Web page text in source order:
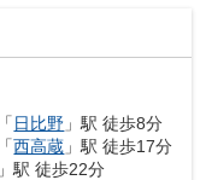
「日比野 」駅 徒歩8分
「西高蔵 」駅 徒歩17分
」駅 徒歩22分